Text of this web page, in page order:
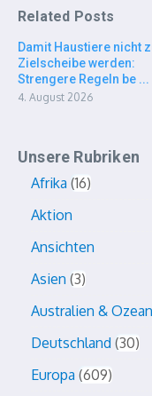
Related Posts
Damit Haustiere nicht
Zielscheibe werden:
Strengere Regeln be ...
4. August 2026
Unsere Rubriken
Afrika 16
Aktion
Ansichten
Asien 3
Australien &
Deutschland 30
Europa 609